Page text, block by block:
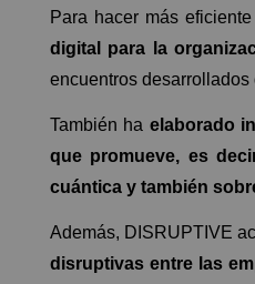
Para hacer más
digital para la
encuentros
También ha elaborado
que promueve, es
cuántica y también
Además, DISRUPTIVE
disruptivas entre las